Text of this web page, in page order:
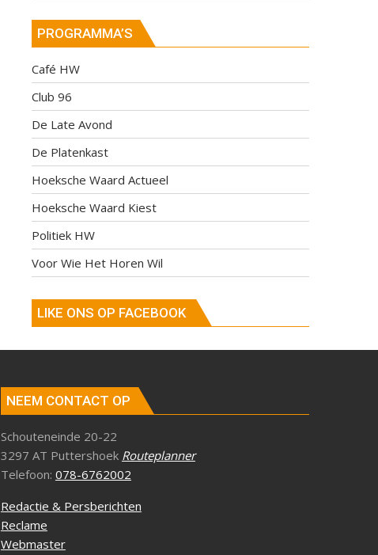
PROGRAMMA’S
Café HW
Club 96
De Late Avond
De Platenkast
Hoeksche Waard Actueel
Hoeksche Waard Kiest
Politiek HW
Voor Wie Het Horen Wil
LIKE ONS OP FACEBOOK
NEEM CONTACT OP
Schouteneinde 20-22
3297 AT Puttershoek Routeplanner
Telefoon: 078-6762002
Redactie & Persberichten
Reclame
Webmaster